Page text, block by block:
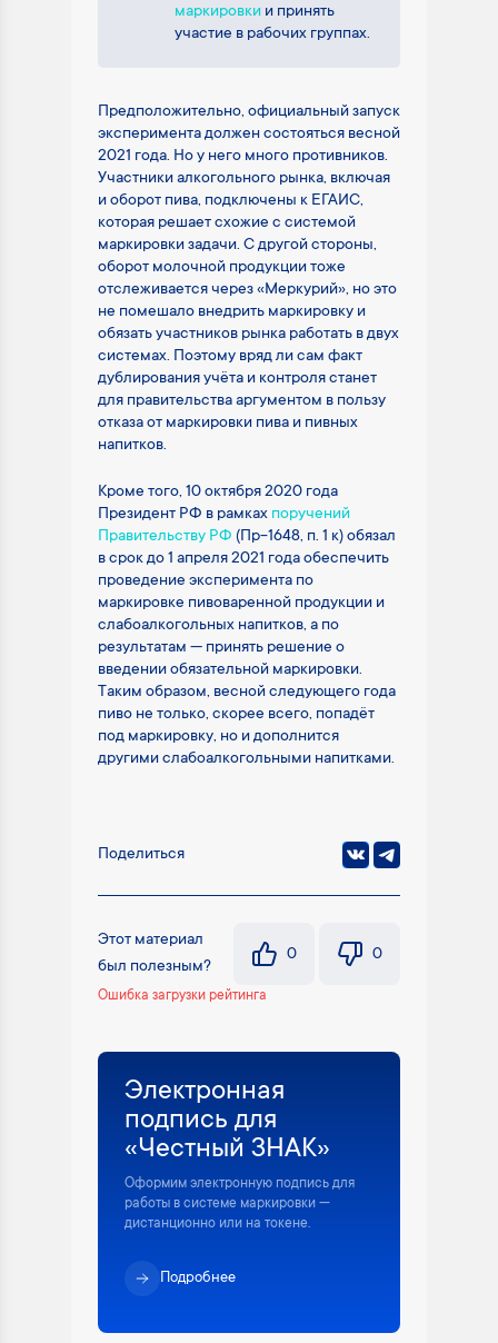
маркировки и принять
участие в рабочих группах.
Предположительно, официальный запуск
эксперимента должен состояться весной
2021 года. Но у него много противников.
Участники алкогольного рынка, включая
и оборот пива, подключены к ЕГАИС,
которая решает схожие с системой
маркировки задачи. С другой стороны,
оборот молочной продукции тоже
отслеживается через «Меркурий», но это
не помешало внедрить маркировку и
обязать участников рынка работать в двух
системах. Поэтому вряд ли сам факт
дублирования учёта и контроля станет
для правительства аргументом в пользу
отказа от маркировки пива и пивных
напитков.
Кроме того, 10 октября 2020 года
Президент РФ в рамках поручений
Правительству РФ (Пр-1648, п. 1 к) обязал
в срок до 1 апреля 2021 года обеспечить
проведение эксперимента по
маркировке пивоваренной продукции и
слабоалкогольных напитков, а по
результатам — принять решение о
введении обязательной маркировки.
Таким образом, весной следующего года
пиво не только, скорее всего, попадёт
под маркировку, но и дополнится
другими слабоалкогольными напитками.
Поделиться
Этот материал
был полезным?
0 0
Ошибка загрузки рейтинга
Электронная
подпись для
«Честный ЗНАК»
Оформим электронную подпись для
работы в системе маркировки —
дистанционно или на токене.
Подробнее